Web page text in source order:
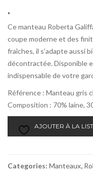
.
Ce manteau Roberta
coupe moderne et des
fraîches, il s’adapte aussi
décontractée. Disponible
indispensable de votre
Référence : Manteau gris
Composition : 70% laine,
AJOUTER À LA
Categories: Manteaux,